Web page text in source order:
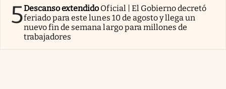
5Descanso extendido Oficial | El Gobierno decretó
feriado para este lunes 10 de agosto y llega un
nuevo fin de semana largo para millones de
trabajadores